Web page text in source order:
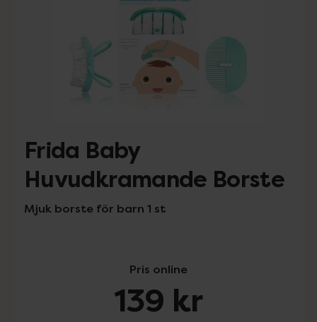
Frida Baby
Huvudkramande Borste
Mjuk borste för barn 1 st
Pris online
139 kr